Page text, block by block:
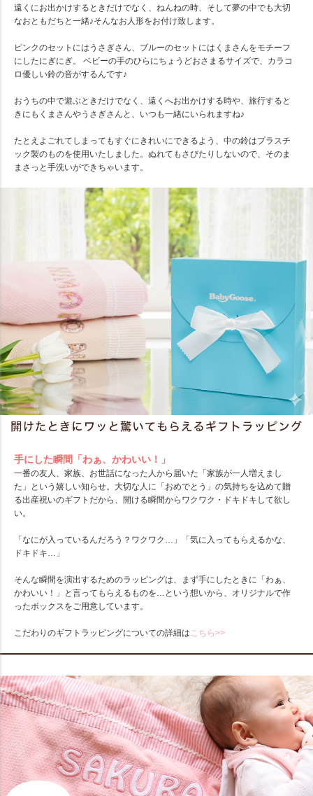
遠くにお出かけするときだけでなく、ねんねの時、そして夢の中でも大切
なおともだちと一緒♪そんなお人形をお付け致します。
ピンクのセットにはうさぎさん、ブルーのセットにはくまさんをモチーフ
にしたにぎにぎ。 ベビーの手のひらにちょうどおさまるサイズで、カラコ
ロ優しい鈴の音がするんです♪
おうちの中で遊ぶときだけでなく、遠くへお出かけする時や、旅行すると
きにもくまさんやうさぎさんと、いつも一緒にいられますね♪
たとえよごれてしまってもすぐにきれいにできるよう、中の鈴はプラスチ
ック製のものを使用いたしました。ぬれてもさびたりしないので、そのま
まさっと手洗いができちゃいます。
手にした瞬間「わぁ、かわいい！」
一番の友人、家族、お世話になった人から届いた「家族が一人増えまし
た」という嬉しい知らせ。大切な人に「おめでとう」の気持ちを込めて贈
る出産祝いのギフトだから、開ける瞬間からワクワク・ドキドキして欲し
い。
「なにが入っているんだろう？ワクワク…」「気に入ってもらえるかな、
ドキドキ…」
そんな瞬間を演出するためのラッピングは、まず手にしたときに「わぁ、
かわいい！」と言ってもらえるものを…という想いから、オリジナルで作
ったボックスをご用意しています。
こだわりのギフトラッピングについての詳細はこちら>>